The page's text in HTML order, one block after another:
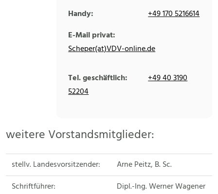
Handy:
+49 170 5216614
E-Mail privat:
Scheper(at)VDV-online.de
Tel. geschäftlich:
+49 40 3190
52204
weitere Vorstandsmitglieder:
stellv. Landesvorsitzender:
Arne Peitz, B. Sc.
Schriftführer:
Dipl.-Ing. Werner Wagener